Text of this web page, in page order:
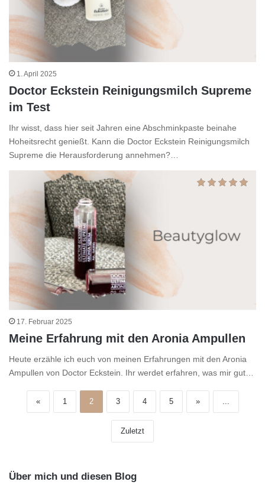
1. April 2025
Doctor Eckstein Reinigungsmilch Supreme
im Test
Ihr wisst, dass hier seit Jahren eine Abschminkpaste beinahe
Hoheitsrecht genießt. Kann die Doctor Eckstein Reinigungsmilch
Supreme die Herausforderung annehmen?…
17. Februar 2025
Meine Erfahrung mit den Aronia Ampullen
Heute erzähle ich euch von meinen Erfahrungen mit den Aronia
Ampullen von Doctor Eckstein. Ihr werdet erfahren, was mir gut…
« 1 2 3 4 5 » ...
Zuletzt
Über mich und diesen Blog